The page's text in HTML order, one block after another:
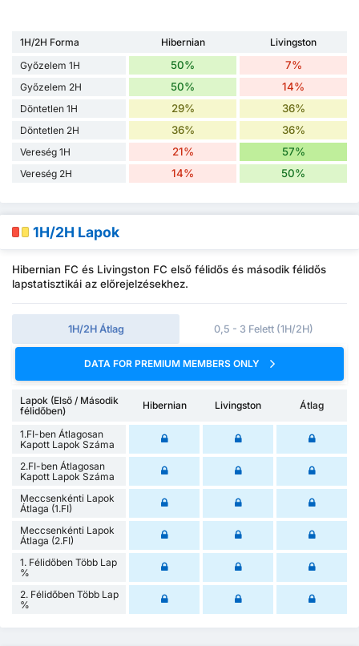
1H/2H Forma Hibernian
Livingston
Győzelem 1H
50% 7%
Győzelem 2H 50% 14%
Döntetlen 1H 29% 36%
Döntetlen 2H 36% 36%
Vereség 1H 21% 57%
Vereség 2H 14% 50%
1H/2H Lapok
Hibernian FC és Livingston FC első félidős és második félidős
lapstatisztikái az előrejelzésekhez.
1H/2H Átlag 0,5 - 3 Felett (1H/2H)
DATA FOR PREMIUM MEMBERS ONLY
Lapok (Első / Második
félidőben)
Hibernian Livingston Átlag
1.FI-ben Átlagosan
Kapott Lapok Száma
2.FI-ben Átlagosan
Kapott Lapok Száma
Meccsenkénti Lapok
Átlaga (1.FI)
Meccsenkénti Lapok
Átlaga (2.FI)
1. Félidőben Több Lap
%
2. Félidőben Több Lap
%